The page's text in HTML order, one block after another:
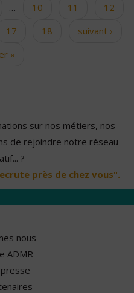
… 10 11
12
17 18
suivant ›
»
sur nos métiers, nos
de rejoindre notre réseau
?
près de chez vous".
nous
ADMR